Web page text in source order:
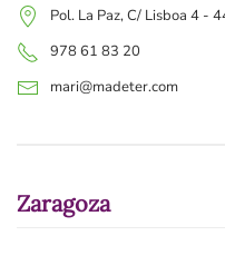
Pol. La Paz, C/ Lisboa 4 -
978 61 83 20
mari@madeter.com
Zaragoza